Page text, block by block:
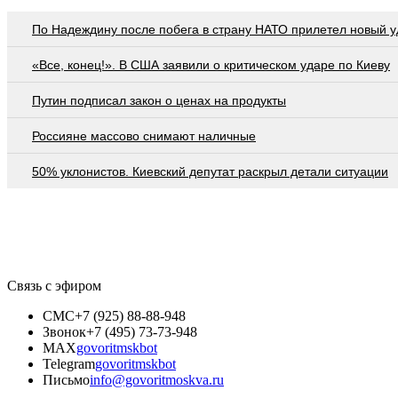
По Надеждину после побега в страну НАТО прилетел новый
«Все, конец!». В США заявили о критическом ударе по Киеву
Путин подписал закон о ценах на продукты
Россияне массово снимают наличные
50% уклонистов. Киевский депутат раскрыл детали ситуации
Связь с эфиром
СМС+7 (925) 88-88-948
Звонок+7 (495) 73-73-948
MAXgovoritmskbot
Telegramgovoritmskbot
Письмоinfo@govoritmoskva.ru